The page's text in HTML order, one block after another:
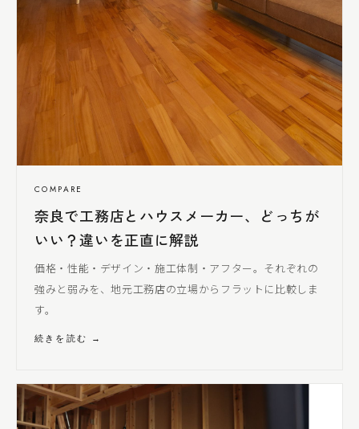
COMPARE
奈良で工務店とハウスメーカー、どっちが
いい？違いを正直に解説
価格・性能・デザイン・施工体制・アフター。それぞれの
強みと弱みを、地元工務店の立場からフラットに比較しま
す。
続きを読む →